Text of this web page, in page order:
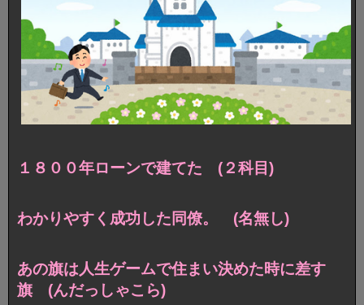
１８００年ローンで建てた (２科目)
わかりやすく成功した同僚。 (名無し)
あの旗は人生ゲームで住まい決めた時に差す
旗 (んだっしゃこら)